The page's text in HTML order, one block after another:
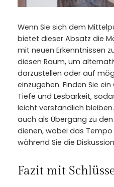
Wenn Sie sich dem
bietet dieser Absatz die
mit neuen Erkenntnissen
diesen Raum, um
darzustellen oder auf
einzugehen. Finden Sie
Tiefe und Lesbarkeit,
leicht verständlich
auch als Übergang zu
dienen, wobei das
während Sie die
Fazit mit